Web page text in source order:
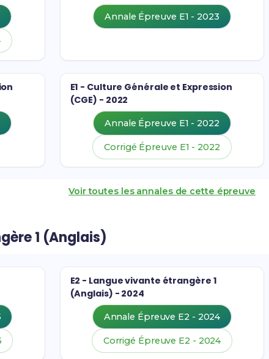
Annale Épreuve E1 - 2023
E1 - Culture Générale et Expression
(CGE) - 2022
Annale Épreuve E1 - 2022
Corrigé Épreuve E1 - 2022
Voir toutes les annales de cette épreuve
1 (Anglais)
E2 - Langue vivante étrangère 1
(Anglais) - 2024
Annale Épreuve E2 - 2024
Corrigé Épreuve E2 - 2024